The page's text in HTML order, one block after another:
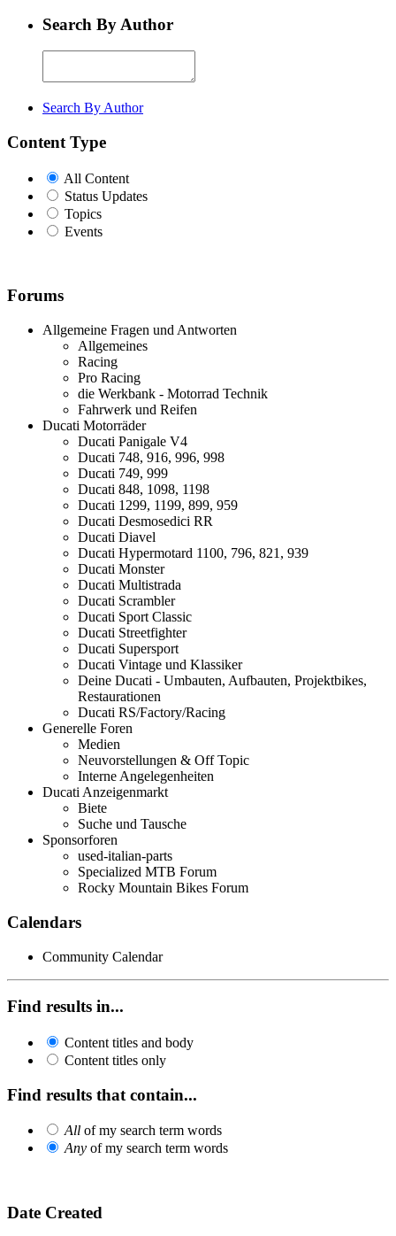
Search By Author
Search By Author
Content Type
All Content
Status Updates
Topics
Events
Forums
Allgemeine Fragen und Antworten
Allgemeines
Racing
Pro Racing
die Werkbank - Motorrad Technik
Fahrwerk und Reifen
Ducati Motorräder
Ducati Panigale V4
Ducati 748, 916, 996, 998
Ducati 749, 999
Ducati 848, 1098, 1198
Ducati 1299, 1199, 899, 959
Ducati Desmosedici RR
Ducati Diavel
Ducati Hypermotard 1100, 796, 821, 939
Ducati Monster
Ducati Multistrada
Ducati Scrambler
Ducati Sport Classic
Ducati Streetfighter
Ducati Supersport
Ducati Vintage und Klassiker
Deine Ducati - Umbauten, Aufbauten, Projektbikes,
Restaurationen
Ducati RS/Factory/Racing
Generelle Foren
Medien
Neuvorstellungen & Off Topic
Interne Angelegenheiten
Ducati Anzeigenmarkt
Biete
Suche und Tausche
Sponsorforen
used-italian-parts
Specialized MTB Forum
Rocky Mountain Bikes Forum
Calendars
Community Calendar
Find results in...
Content titles and body
Content titles only
Find results that contain...
All of my search term words
Any of my search term words
Date Created